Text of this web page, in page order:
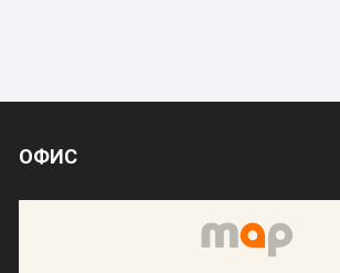
ОФИС